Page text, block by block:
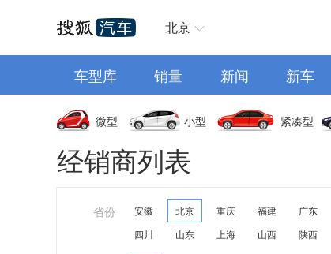
北京
车型库 销量 新闻 新车
微型 小型 紧凑型
经销商列表
省份 安徽 北京 重庆 福建 广东
四川
山东 上海 山西 陕西